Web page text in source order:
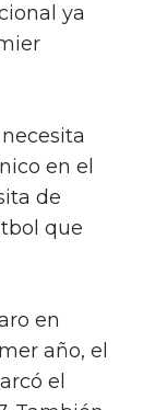
ya
en el
de
que
en
año, el
el